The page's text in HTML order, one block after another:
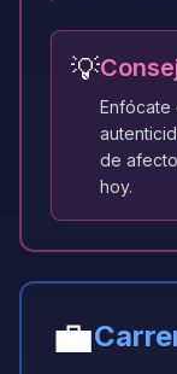
💡
Enfócate
de
hoy.
💼